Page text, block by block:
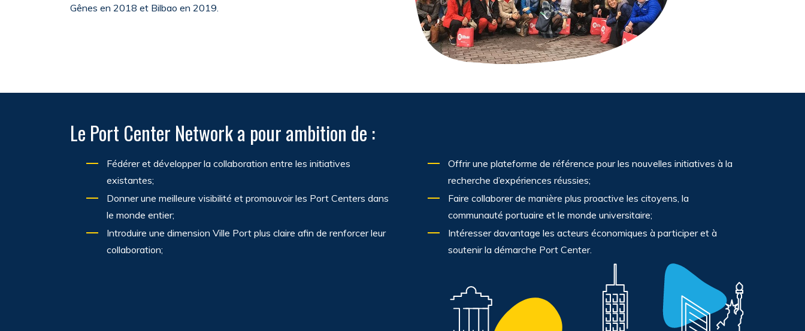
Gênes en 2018 et Bilbao en 2019.
Le Port Center Network a pour ambition de :
Fédérer et développer la collaboration entre les initiatives
existantes;
Donner une meilleure visibilité et promouvoir les Port Centers dans
le monde entier;
Introduire une dimension Ville Port plus claire afin de renforcer leur
collaboration;
Offrir une plateforme de référence pour les nouvelles initiatives à la
recherche d’expériences réussies;
Faire collaborer de manière plus proactive les citoyens, la
communauté portuaire et le monde universitaire;
Intéresser davantage les acteurs économiques à participer et à
soutenir la démarche Port Center.